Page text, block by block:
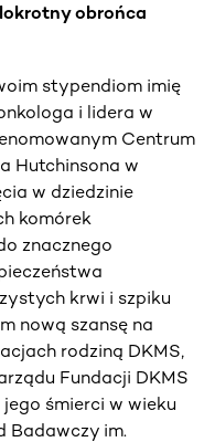
obrońca
stypendiom imię
i lidera w
Centrum
Hutchinsona w
w dziedzinie
komórek
znacznego
krwi i szpiku
nową szansę na
rodziną DKMS,
Fundacji DKMS
jego śmierci w wieku
Badawczy im.